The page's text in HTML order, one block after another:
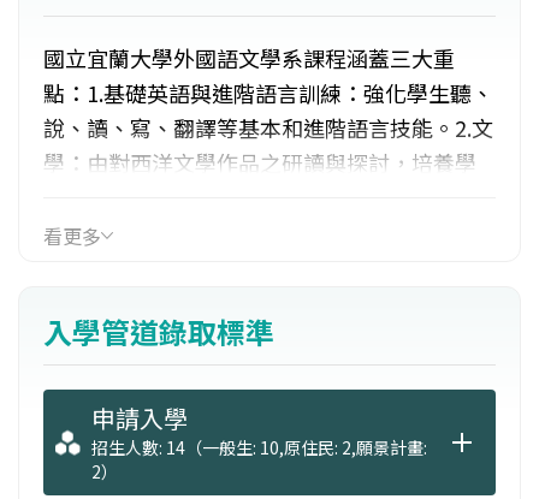
國立宜蘭大學外國語文學系課程涵蓋三大重
點：1.基礎英語與進階語言訓練：強化學生聽、
說、讀、寫、翻譯等基本和進階語言技能。2.文
學：由對西洋文學作品之研讀與探討，培養學
力。3.語言學與英語教學：建立學生對語言學的
語、法語）能力之養成，並鼓勵學生報考第二
外語檢定，同時亦開設實習課程讓學生能夠提
早和產業接軌。
看更多
入學管道錄取標準
申請入學
招生人數: 14（一般生: 10,原住民: 2,願景計畫:
2）